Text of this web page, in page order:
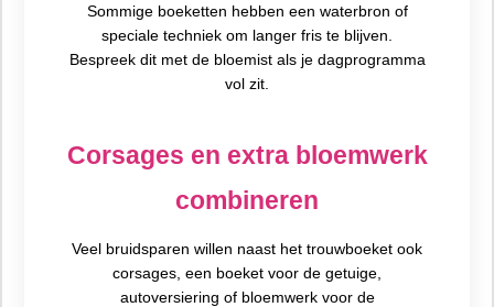
Sommige boeketten hebben een waterbron of
speciale techniek om langer fris te blijven.
Bespreek dit met de bloemist als je dagprogramma
vol zit.
Corsages en extra bloemwerk
combineren
Veel bruidsparen willen naast het trouwboeket ook
corsages, een boeket voor de getuige,
autoversiering of bloemwerk voor de